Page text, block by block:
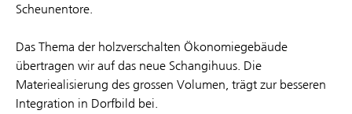
Scheunentore.
Das Thema der holzverschalten Ökonomiegebäude
übertragen wir auf das neue Schangihuus. Die
Materiealisierung des grossen Volumen, trägt zur besseren
Integration in Dorfbild bei.